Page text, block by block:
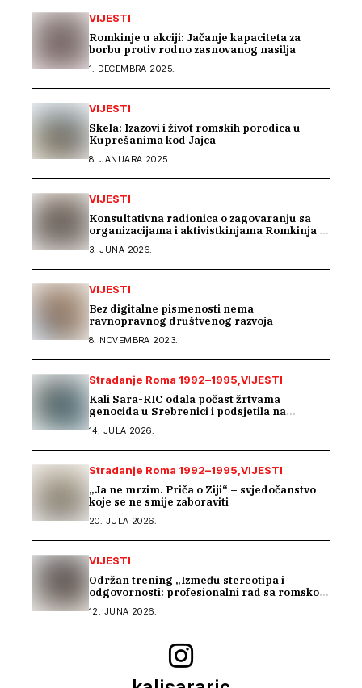
VIJESTI
Romkinje u akciji: Jačanje kapaciteta za
borbu protiv rodno zasnovanog nasilja
1. DECEMBRA 2025.
VIJESTI
Skela: Izazovi i život romskih porodica u
Kuprešanima kod Jajca
8. JANUARA 2025.
VIJESTI
Konsultativna radionica o zagovaranju sa
organizacijama i aktivistkinjama Romkinja i
3. JUNA 2026.
VIJESTI
Bez digitalne pismenosti nema
ravnopravnog društvenog razvoja
8. NOVEMBRA 2023.
Stradanje Roma 1992–1995 VIJESTI
Kali Sara-RIC odala počast žrtvama
genocida u Srebrenici i podsjetila na
14. JULA 2026.
Stradanje Roma 1992–1995 VIJESTI
„Ja ne mrzim. Priča o Ziji“ – svjedočanstvo
koje se ne smije zaboraviti
20. JULA 2026.
VIJESTI
Održan trening „Između stereotipa i
odgovornosti: profesionalni rad sa romskom
12. JUNA 2026.